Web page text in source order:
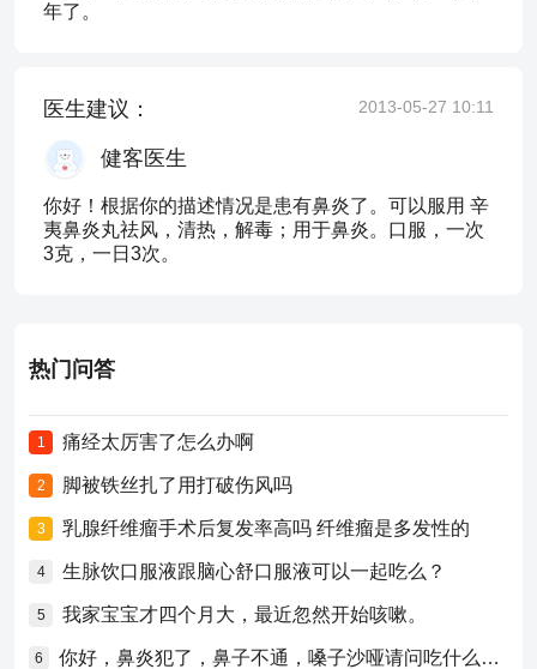
年了。
医生建议： 2013-05-27 10:11
健客医生
你好！根据你的描述情况是患有鼻炎了。可以服用 辛
夷鼻炎丸祛风，清热，解毒；用于鼻炎。口服，一次
3克，一日3次。
热门问答
1 痛经太厉害了怎么办啊
2 脚被铁丝扎了用打破伤风吗
3 乳腺纤维瘤手术后复发率高吗 纤维瘤是多发性的
4 生脉饮口服液跟脑心舒口服液可以一起吃么？
5 我家宝宝才四个月大，最近忽然开始咳嗽。
6 你好，鼻炎犯了，鼻子不通，嗓子沙哑请问吃什么药比较好？